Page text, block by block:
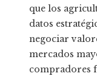
que los
datos
negociar
mercados
compradores